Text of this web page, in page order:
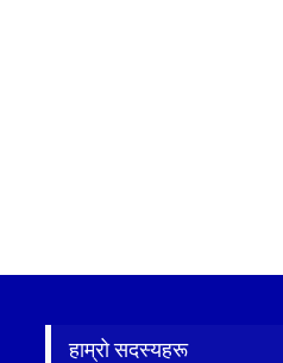
हाम्रो सदस्यहरू